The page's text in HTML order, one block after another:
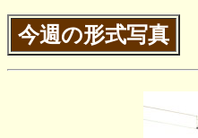
今週の形式写真